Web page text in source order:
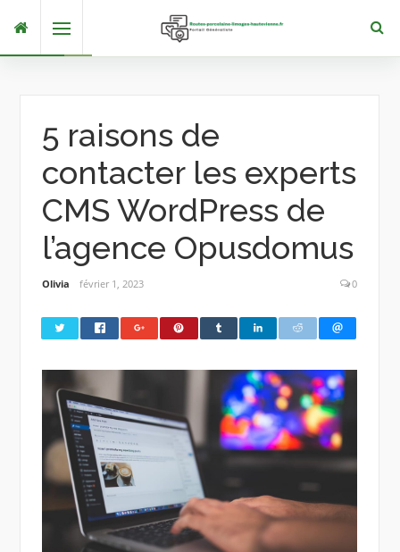
5 raisons de
contacter les experts
CMS WordPress de
l’agence Opusdomus
Olivia février 1, 2023 0